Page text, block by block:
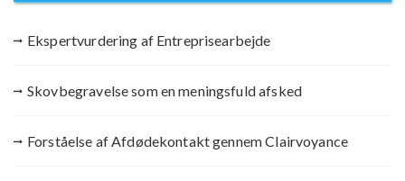
Ekspertvurdering af Entreprisearbejde
Skovbegravelse som en meningsfuld afsked
Forståelse af Afdødekontakt gennem Clairvoyance